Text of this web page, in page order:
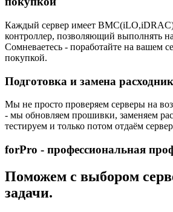
Каждый сервер имеет
контроллер, позволяющий выполнять
Сомневаетесь - поработайте на вашем
покупкой.
Подготовка и замена
Мы не просто проверяем серверы на
- мы обновляем прошивки, заменяем
тестируем и только потом отдаём
forPro - профессиональная
Поможем с выбором
задачи.